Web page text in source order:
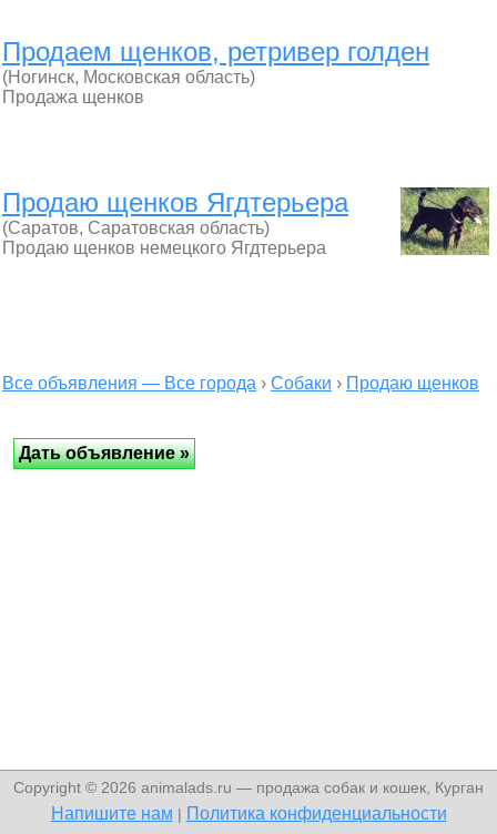
Продаем щенков, ретривер голден
(Ногинск, Московская область)
Продажа щенков
Продаю щенков Ягдтерьера
(Саратов, Саратовская область)
Продаю щенков немецкого Ягдтерьера
Все объявления — Все города › Собаки › Продаю щенков
Copyright © 2026 animalads.ru — продажа собак и кошек, Курган
Напишите нам Политика конфиденциальности